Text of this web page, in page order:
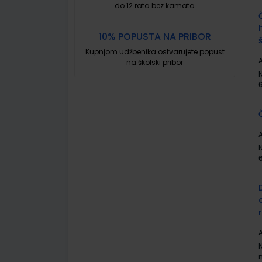
do 12 rata bez kamata
10% POPUSTA NA PRIBOR
Kupnjom udžbenika ostvarujete popust
na školski pribor